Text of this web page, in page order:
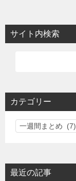
サイト内検索
カテゴリー
カ
リ
ー
最近の記事